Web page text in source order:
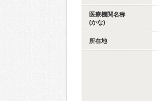
医療機関名称
(かな)
所在地